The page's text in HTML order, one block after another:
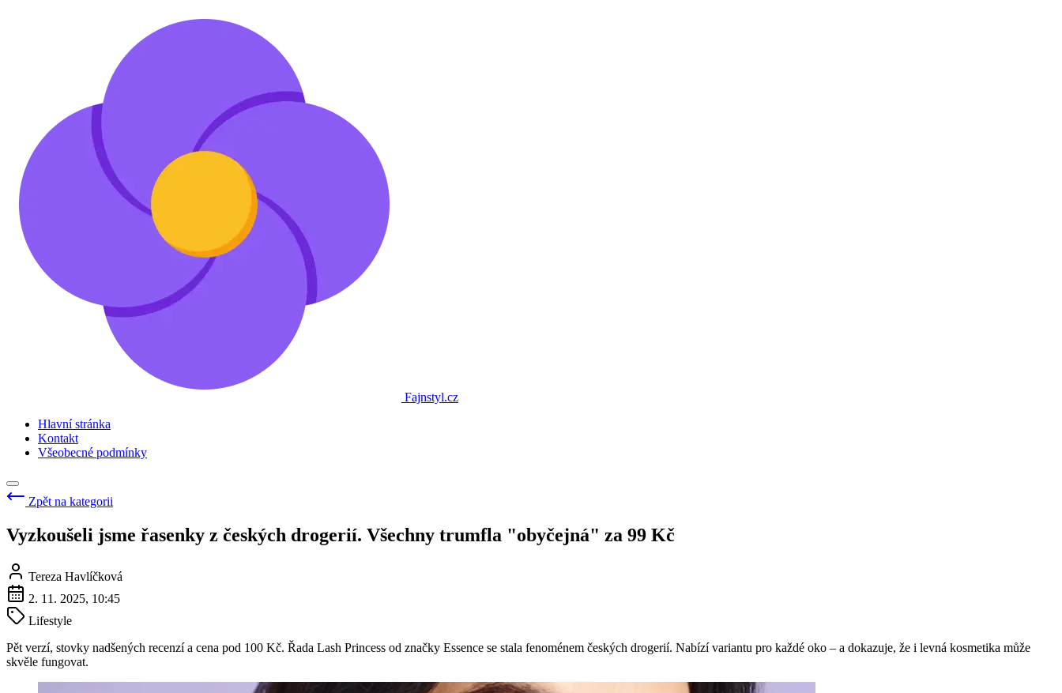
Fajnstyl.cz
Hlavní stránka
Kontakt
Všeobecné podmínky
Zpět na kategorii
Vyzkoušeli jsme řasenky z českých drogerií. Všechny trumfla "obyčejná" za 99 Kč
Tereza Havlíčková
2. 11. 2025, 10:45
Lifestyle
Pět verzí, stovky nadšených recenzí a cena pod 100 Kč. Řada Lash Princess od značky Essence se stala fenoménem českých drogerií. Nabízí variantu pro každé oko – a dokazuje, že i levná kosmetika může
skvěle fungovat.